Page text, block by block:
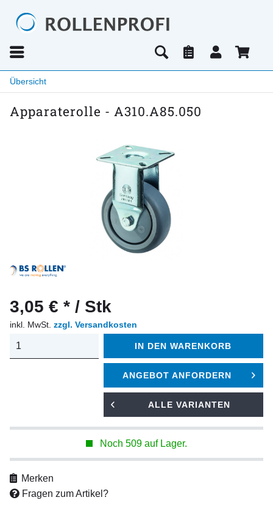
Übersicht
Apparaterolle - A310.A85.050
3,05 € * / Stk
inkl. MwSt. zzgl. Versandkosten
IN DEN WARENKORB
ANGEBOT ANFORDERN
ALLE VARIANTEN
Noch 509 auf Lager.
Merken
Fragen zum Artikel?